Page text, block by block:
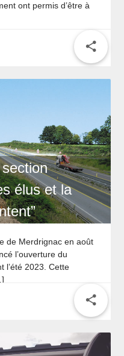
ont permis d’être à
share
élus et la
de Merdrignac en août
l’ouverture du
l’été 2023. Cette
share